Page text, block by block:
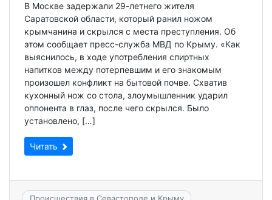
В Москве задержали 29-летнего жителя
Саратовской области, который ранил ножом
крымчанина и скрылся с места преступления. Об
этом сообщает пресс-служба МВД по Крыму. «Как
выяснилось, в ходе употребления спиртных
напитков между потерпевшим и его знакомым
произошел конфликт на бытовой почве. Схватив
кухонный нож со стола, злоумышленник ударил
оппонента в глаз, после чего скрылся. Было
установлено, […]
Читать
Происшествия в Севастополе и Крыму